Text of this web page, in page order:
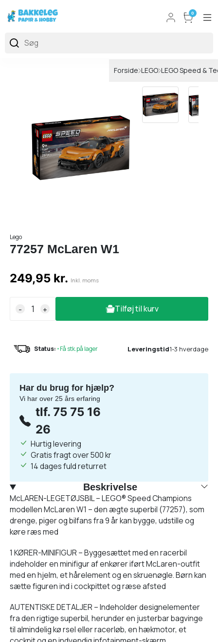
0
Forside LEGO LEGO Speed &
Lego
77257 McLaren W1
249,95 kr. Inkl. moms
- + Tilføj til kurv
Status: •Få stk.på lager Leveringstid1-3 hverdage
Har du brug for hjælp?
Vi har over 25 års erfaring
tlf. 75 75 16
26
Hurtig levering
Gratis fragt over 500 kr
14 dages fuld returret
Beskrivelse
McLAREN-LEGETØJSBIL – LEGO® Speed Champions
modellen McLaren W1 – den ægte superbil (77257), som
drenge, piger og bilfans fra 9 år kan bygge, udstille og
køre ræs med
1 KØRER-MINIFIGUR – Byggesættet med en racerbil
indeholder en minifigur af enkører iført McLaren-outfit
med en hjelm, et hårelement og en skruenøgle. Børn kan
sætte figuren ind i cockpittet og ræse afsted
AUTENTISKE DETALJER – Indeholder designelementer
fra den rigtige superbil, herunder en justerbar bagvinge
til almindelig kø rsel eller racerløb, en hækmotor, et